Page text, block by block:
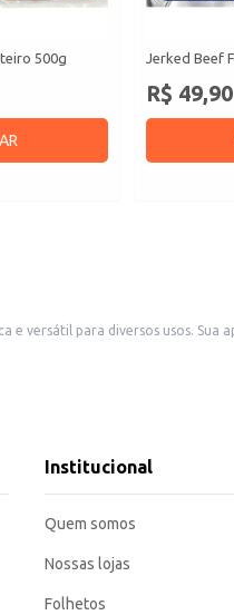
500g Jerked Beef
R$ 49,90
o manuseio, sendo ideal para estabelecimentos comerciais como
para o uso, contribuindo para
Institucional
Quem somos
Nossas lojas
Folhetos